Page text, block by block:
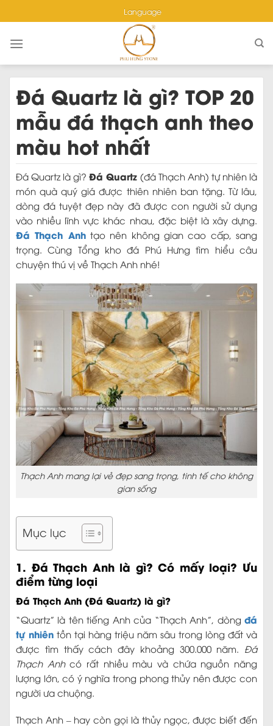
to
content
Đá Quartz là gì? TOP 20
mẫu đá thạch anh theo
màu hot nhất
Đá Quartz là gì?Đá Quartz (đá Thạch Anh) tự nhiên là
món quà quý giá được thiên nhiên ban tặng. Từ lâu,
dòng đá tuyệt đẹp này đã được con người sử dụng
vào nhiều lĩnh vực khác nhau, đặc biệt là xây dựng.
Đá Thạch Anhtạo nên không gian cao cấp, sang
trọng. Cùng Tổng kho đá Phú Hưng tìm hiểu câu
chuyện thú vị về Thạch Anh nhé!
Thạch Anh mang lại vẻ đẹp sang trọng, tinh tế cho không
gian sống
Mục lục
1. Đá Thạch Anh là gì? Có mấy loại? Ưu
điểm từng loại
Đá Thạch Anh (Đá Quartz) là gì?
“Quartz” là tên tiếng Anh của “Thạch Anh”, dòng đá
tự nhiên tồn tại hàng triệu năm sâu trong lòng đất và
được tìm thấy cách đây khoảng 300.000 năm. Đá
Thạch Anhcó rất nhiều màu và chứa nguồn năng
lượng lớn, có ý nghĩa trong phong thủy nên được con
người ưa chuộng.
Thạch Anh – hay còn gọi là thủy ngọc, được biết đến
Language